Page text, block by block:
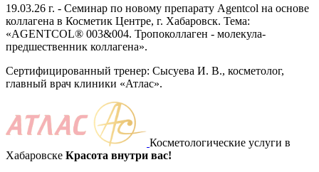
19.03.26 г. - Семинар по новому препарату Agentcol на основе
коллагена в Косметик Центре, г. Хабаровск. Тема:
«AGENTCOL® 003&004. Тропоколлаген - молекула-
предшественник коллагена».
Сертифицированный тренер: Сысуева И. В., косметолог,
главный врач клиники «Атлас».
Косметологические услуги в
Хабаровске Красота внутри вас!